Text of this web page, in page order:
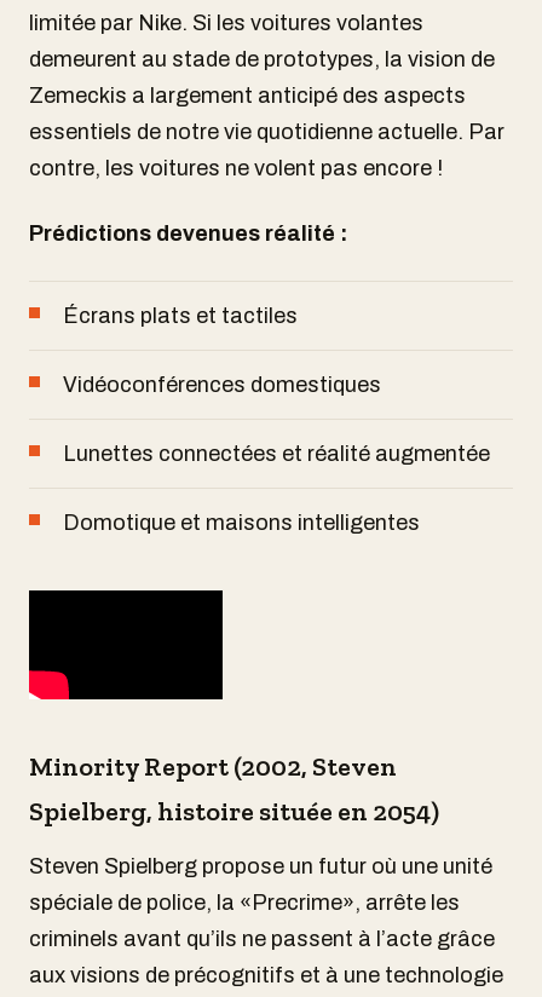
limitée par Nike. Si les voitures volantes
demeurent au stade de prototypes, la vision de
Zemeckis a largement anticipé des aspects
essentiels de notre vie quotidienne actuelle. Par
contre, les voitures ne volent pas encore !
Prédictions devenues réalité :
Écrans plats et tactiles
Vidéoconférences domestiques
Lunettes connectées et réalité augmentée
Domotique et maisons intelligentes
Minority Report (2002, Steven
Spielberg, histoire située en 2054)
Steven Spielberg propose un futur où une unité
spéciale de police, la «Precrime», arrête les
criminels avant qu’ils ne passent à l’acte grâce
aux visions de précognitifs et à une technologie